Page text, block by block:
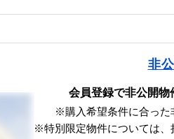
非
会員登録で非公開物
※購入希望条件に合った
※特別限定物件については、